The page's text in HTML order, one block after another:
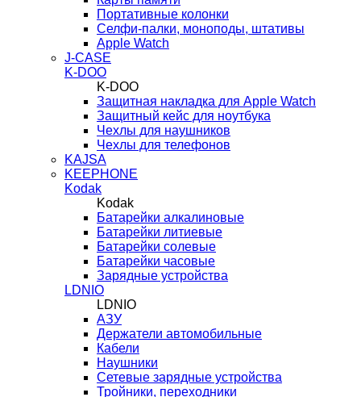
Портативные колонки
Селфи-палки, моноподы, штативы
Apple Watch
J-CASE
K-DOO
K-DOO
Защитная накладка для Apple Watch
Защитный кейс для ноутбука
Чехлы для наушников
Чехлы для телефонов
KAJSA
KEEPHONE
Kodak
Kodak
Батарейки алкалиновые
Батарейки литиевые
Батарейки солевые
Батарейки часовые
Зарядные устройства
LDNIO
LDNIO
АЗУ
Держатели автомобильные
Кабели
Наушники
Сетевые зарядные устройства
Тройники, переходники